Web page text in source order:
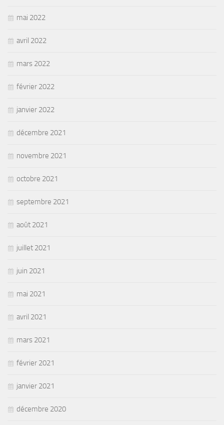
mai 2022
avril 2022
mars 2022
février 2022
janvier 2022
décembre 2021
novembre 2021
octobre 2021
septembre 2021
août 2021
juillet 2021
juin 2021
mai 2021
avril 2021
mars 2021
février 2021
janvier 2021
décembre 2020